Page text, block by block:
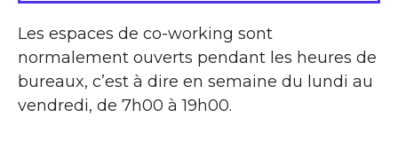
Les espaces de co-working sont
normalement ouverts pendant les heures de
bureaux, c’est à dire en semaine du lundi au
vendredi, de 7h00 à 19h00.